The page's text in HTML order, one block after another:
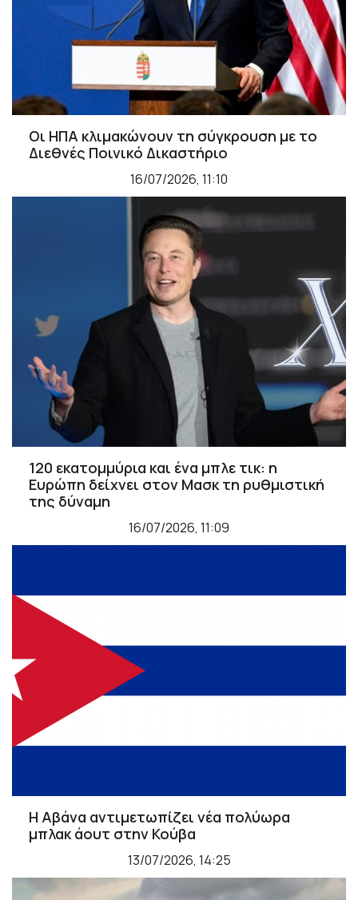
Οι ΗΠΑ κλιμακώνουν τη σύγκρουση με το
Διεθνές Ποινικό Δικαστήριο
16/07/2026, 11:10
120 εκατομμύρια και ένα μπλε τικ: η
Ευρώπη δείχνει στον Μασκ τη ρυθμιστική
της δύναμη
16/07/2026, 11:09
Η Αβάνα αντιμετωπίζει νέα πολύωρα
μπλακ άουτ στην Κούβα
13/07/2026, 14:25